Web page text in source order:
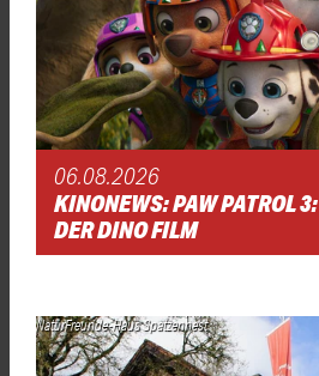
06.08.2026
KINONEWS: PAW PATROL 3:
DER DINO FILM
NaturFreunde-Haus Spatzennest